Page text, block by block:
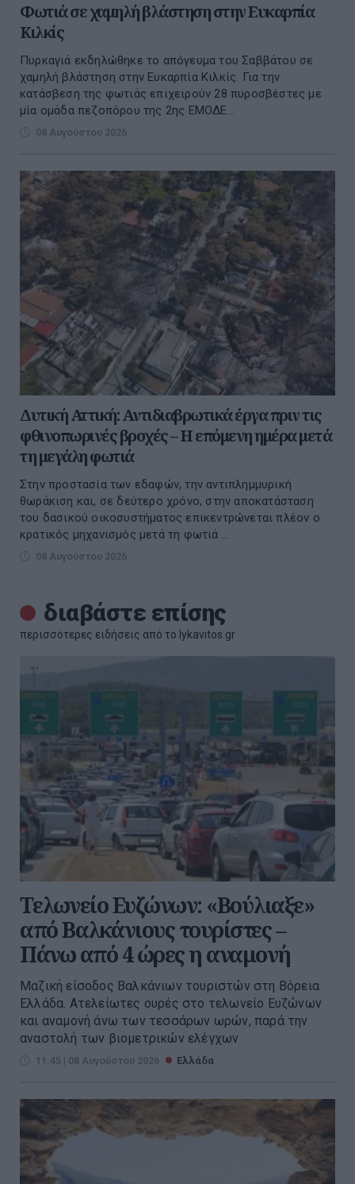
Φωτιά σε χαμηλή βλάστηση στην Ευκαρπία
Κιλκίς
Πυρκαγιά εκδηλώθηκε το απόγευμα του Σαββάτου σε
χαμηλή βλάστηση στην Ευκαρπία Κιλκίς. Για την
κατάσβεση της φωτιάς επιχειρούν 28 πυροσβέστες με
μία ομάδα πεζοπόρου της 2ης ΕΜΟΔΕ...
08 Αυγούστου 2026
Δυτική Αττική: Αντιδιαβρωτικά έργα πριν τις
φθινοπωρινές βροχές – Η επόμενη ημέρα μετά
τη μεγάλη φωτιά
Στην προστασία των εδαφών, την αντιπλημμυρική
θωράκιση και, σε δεύτερο χρόνο, στην αποκατάσταση
του δασικού οικοσυστήματος επικεντρώνεται πλέον ο
κρατικός μηχανισμός μετά τη φωτιά ...
08 Αυγούστου 2026
διαβάστε επίσης
περισσότερες ειδήσεις από το lykavitos.gr
Τελωνείο Ευζώνων: «Βούλιαξε»
από Βαλκάνιους τουρίστες –
Πάνω από 4 ώρες η αναμονή
Μαζική είσοδος Βαλκάνιων τουριστών στη Βόρεια
Ελλάδα. Ατελείωτες ουρές στο τελωνείο Ευζώνων
και αναμονή άνω των τεσσάρων ωρών, παρά την
αναστολή των βιομετρικών ελέγχων
11:45 | 08 Αυγούστου 2026 Ελλάδα